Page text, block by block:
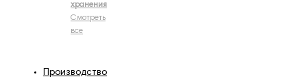
хранения
Смотреть
все
Производство